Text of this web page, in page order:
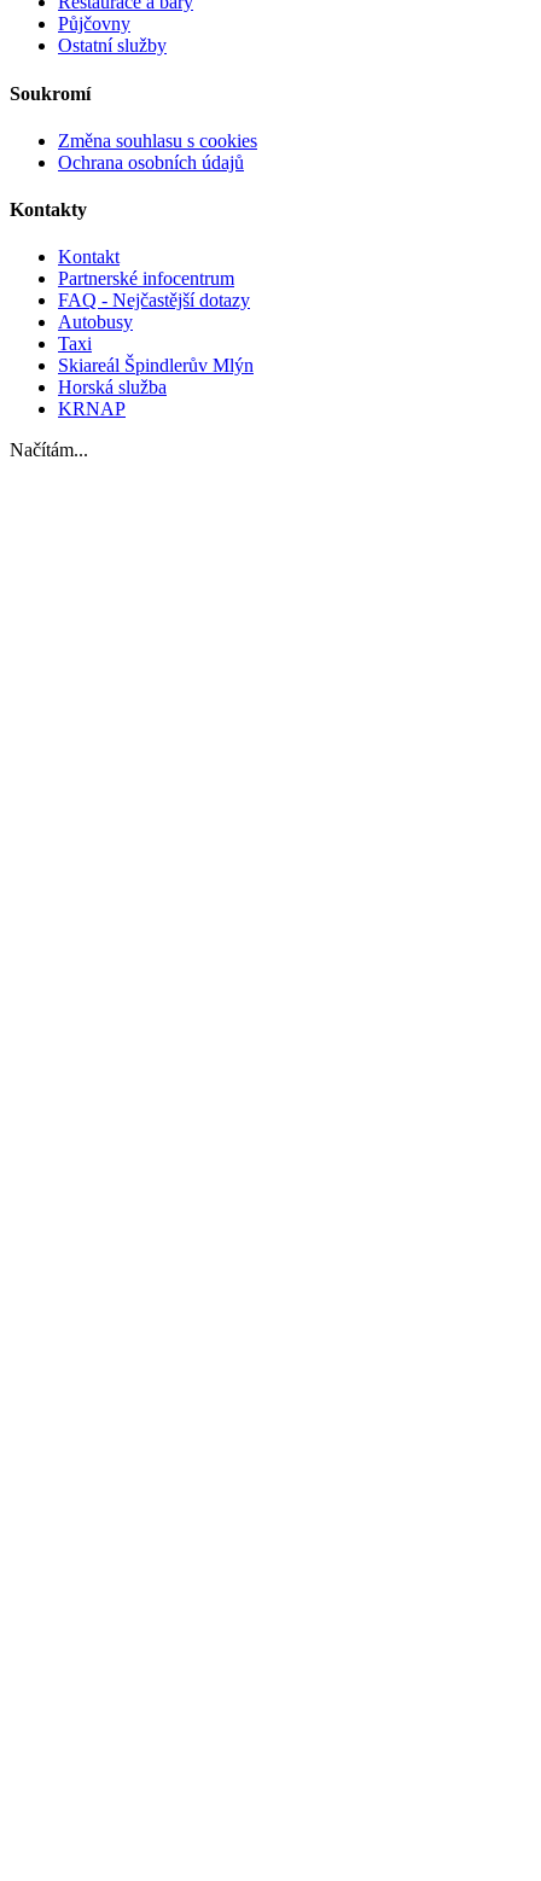
Půjčovny
Ostatní služby
Soukromí
Změna souhlasu s cookies
Ochrana osobních údajů
Kontakty
Kontakt
Partnerské infocentrum
FAQ - Nejčastější dotazy
Autobusy
Taxi
Skiareál Špindlerův Mlýn
Horská služba
KRNAP
Načítám...